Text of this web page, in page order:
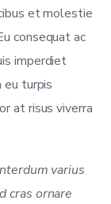
et molestie
consequat ac
imperdiet
eu turpis
at risus viverra
varius
cras ornare